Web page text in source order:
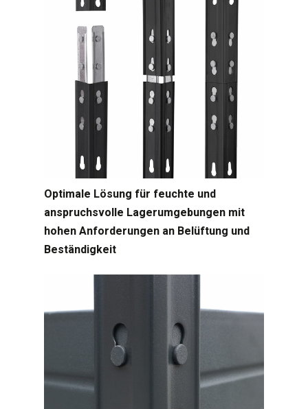
Optimale Lösung für feuchte und
anspruchsvolle Lagerumgebungen mit
hohen Anforderungen an Belüftung und
Beständigkeit